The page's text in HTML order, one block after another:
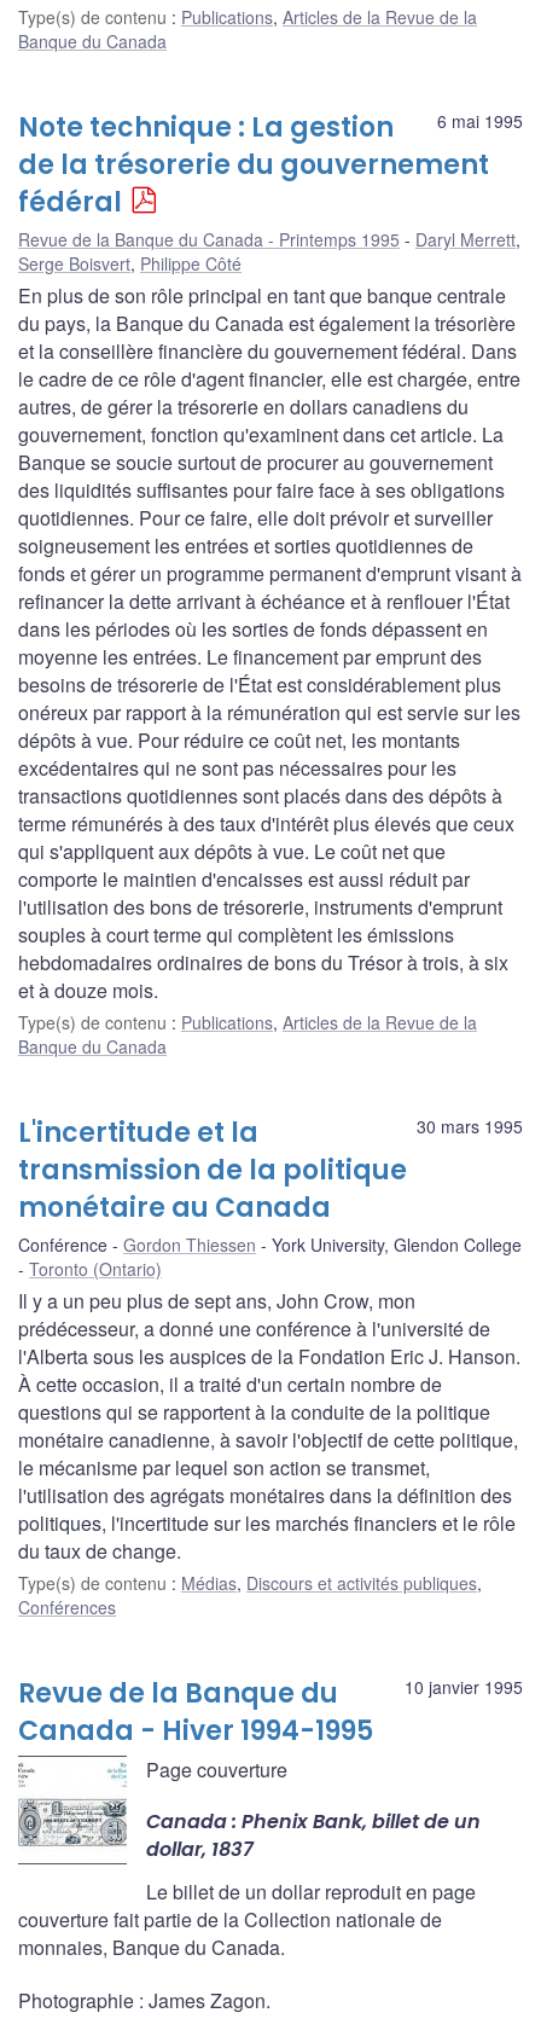
Type(s) de contenu : Publications, Articles de la Revue de la
Banque du Canada
6 mai 1995
Note technique : La gestion
de la trésorerie du gouvernement
fédéral
Revue de la Banque du Canada - Printemps 1995 Daryl Merrett,
Serge Boisvert, Philippe Côté
En plus de son rôle principal en tant que banque centrale
du pays, la Banque du Canada est également la trésorière
et la conseillère financière du gouvernement fédéral. Dans
le cadre de ce rôle d'agent financier, elle est chargée, entre
autres, de gérer la trésorerie en dollars canadiens du
gouvernement, fonction qu'examinent dans cet article. La
Banque se soucie surtout de procurer au gouvernement
des liquidités suffisantes pour faire face à ses obligations
quotidiennes. Pour ce faire, elle doit prévoir et surveiller
soigneusement les entrées et sorties quotidiennes de
fonds et gérer un programme permanent d'emprunt visant à
refinancer la dette arrivant à échéance et à renflouer l'État
dans les périodes où les sorties de fonds dépassent en
moyenne les entrées. Le financement par emprunt des
besoins de trésorerie de l'État est considérablement plus
onéreux par rapport à la rémunération qui est servie sur les
dépôts à vue. Pour réduire ce coût net, les montants
excédentaires qui ne sont pas nécessaires pour les
transactions quotidiennes sont placés dans des dépôts à
terme rémunérés à des taux d'intérêt plus élevés que ceux
qui s'appliquent aux dépôts à vue. Le coût net que
comporte le maintien d'encaisses est aussi réduit par
l'utilisation des bons de trésorerie, instruments d'emprunt
souples à court terme qui complètent les émissions
hebdomadaires ordinaires de bons du Trésor à trois, à six
et à douze mois.
Type(s) de contenu : Publications, Articles de la Revue de la
Banque du Canada
30 mars 1995
L'incertitude et la
transmission de la politique
monétaire au Canada
Conférence Gordon Thiessen
York University, Glendon College
Toronto (Ontario)
Il y a un peu plus de sept ans, John Crow, mon
prédécesseur, a donné une conférence à l'université de
l'Alberta sous les auspices de la Fondation Eric J. Hanson.
À cette occasion, il a traité d'un certain nombre de
questions qui se rapportent à la conduite de la politique
monétaire canadienne, à savoir l'objectif de cette politique,
le mécanisme par lequel son action se transmet,
l'utilisation des agrégats monétaires dans la définition des
politiques, l'incertitude sur les marchés financiers et le rôle
du taux de change.
Type(s) de contenu : Médias, Discours et activités publiques,
Conférences
10 janvier 1995
Revue de la Banque du
Canada - Hiver 1994-1995
Page couverture
Canada : Phenix Bank, billet de un
dollar, 1837
Le billet de un dollar reproduit en page
couverture fait partie de la Collection nationale de
monnaies, Banque du Canada.
Photographie : James Zagon.